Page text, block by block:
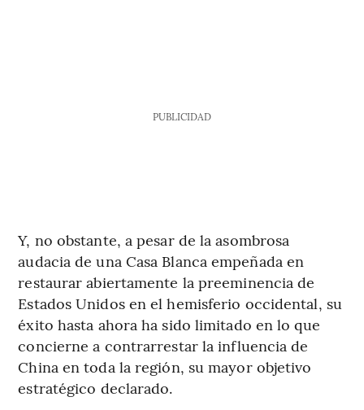
PUBLICIDAD
Y, no obstante, a pesar de la asombrosa
audacia de una Casa Blanca empeñada en
restaurar abiertamente la preeminencia de
Estados Unidos en el hemisferio occidental, su
éxito hasta ahora ha sido limitado en lo que
concierne a contrarrestar la influencia de
China en toda la región, su mayor objetivo
estratégico declarado.